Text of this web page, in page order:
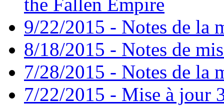
9/22/2015 - Notes de la
8/18/2015 - Notes de
7/28/2015 - Notes de la
7/22/2015 - Mise à jour